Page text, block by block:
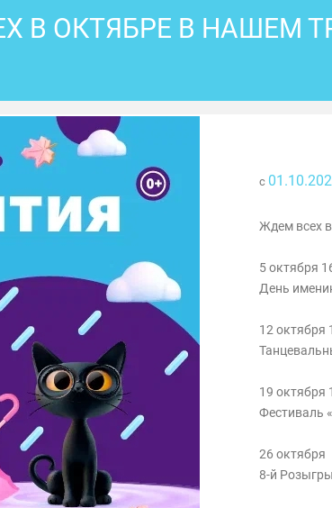
В ОКТЯБРЕ В НАШЕМ
с
Ждем всех
5 октября
День
12 октября
19 октября
Фестиваль
26 октября
8-й